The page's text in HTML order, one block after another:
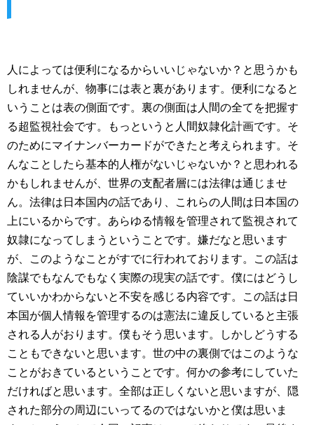
人によっては便利になるからいいじゃないか？と思うかも
しれませんが、物事には表と裏があります。便利になると
いうことは表の側面です。裏の側面は人間の全てを把握す
る超監視社会です。もっというと人間奴隷化計画です。そ
のためにマイナンバーカードができたと考えられます。そ
んなことしたら基本的人権がないじゃないか？と思われる
かもしれませんが、世界の支配者層には法律は通じませ
ん。法律は日本国内の話であり、これらの人間は日本国の
上にいるからです。あらゆる情報を管理されて監視されて
奴隷になってしまうということです。嫌だなと思います
が、このようなことがすでに行われております。この話は
陰謀でもなんでもなく実際の現実の話です。僕にはどうし
ていいかわからないと不安を感じる内容です。この話は日
本国が個人情報を管理するのは憲法に違反していると主張
される人がおります。僕もそう思います。しかしどうする
こともできないと思います。世の中の裏側ではこのような
ことがおきているということです。何かの参考にしていた
だければと思います。全部は正しくないと思いますが、隠
された部分の周辺にいってるのではないかと僕は思いま